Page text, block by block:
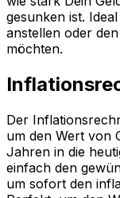
gesunken ist.
anstellen oder
möchten.
Der
um den Wert von
Jahren in die
einfach den
um sofort den